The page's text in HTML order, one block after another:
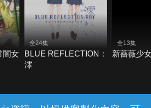
闇女
全24集
BLUE REFLECTION：
澪
全13集
新薔薇少